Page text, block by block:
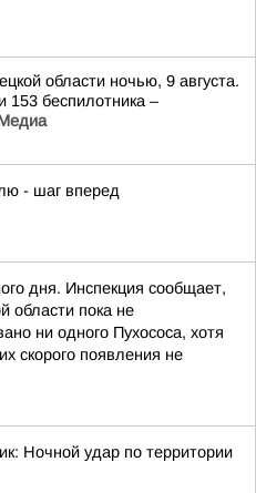
области ночью, 9 августа.
153 беспилотника –
- шаг вперед
дня. Инспекция сообщает,
области пока не
ни одного Пухососа, хотя
скорого появления не
Ночной удар по территории